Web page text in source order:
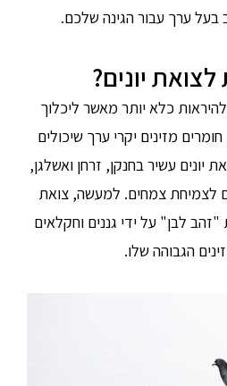
בעל ערך עבור הגינה שלכם.
יונים?
כלא יותר מאשר ליכלוך
מזינים יקרי ערך שיכולים
יונים עשיר בחנקן, זרחן ואשלגן,
לצמיחת צמחים. למעשה, צואת
"זהב לבן" על ידי גננים וחקלאים
הגבוהה שלו.